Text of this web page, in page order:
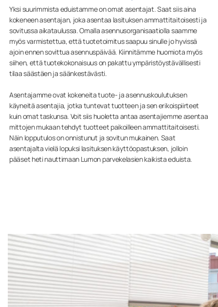
Yksi suurimmista eduistamme on omat asentajat. Saat siis aina
kokeneen asentajan, joka asentaa lasituksen ammattitaitoisesti ja
sovitussa aikataulussa. Omalla asennusorganisaatiolla saamme
myös varmistettua, että tuotetoimitus saapuu sinulle jo hyvissä
ajoin ennen sovittua asennuspäivää. Kiinnitämme huomiota myös
siihen, että tuotekokonaisuus on pakattu ympäristöystävällisesti
tilaa säästäen ja säänkestävästi.
Asentajamme ovat kokeneita tuote- ja asennuskoulutuksen
käyneitä asentajia, jotka tuntevat tuotteen ja sen erikoispiirteet
kuin omat taskunsa. Voit siis huoletta antaa asentajiemme asentaa
mittojen mukaan tehdyt tuotteet paikoilleen ammattitaitoisesti.
Näin lopputulos on onnistunut ja sovitun mukainen. Saat
asentajalta vielä lopuksi lasituksen käyttöopastuksen, jolloin
pääset heti nauttimaan Lumon parvekelasien kaikista eduista.